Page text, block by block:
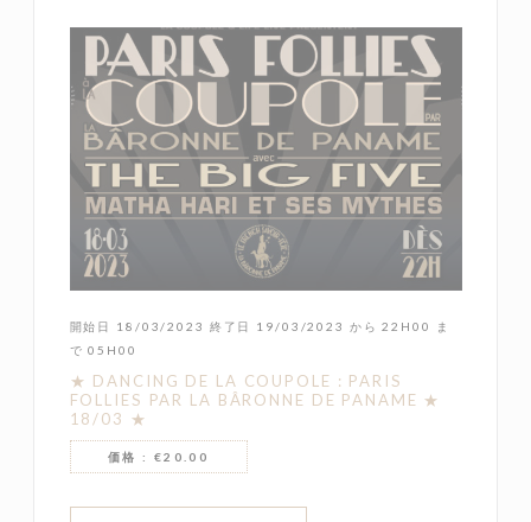
開始日 18/03/2023 終了日 19/03/2023 から 22H00 ま
で 05H00
★ DANCING DE LA COUPOLE : PARIS
FOLLIES PAR LA BÂRONNE DE PANAME ★
18/03 ★
価格 : €20.00